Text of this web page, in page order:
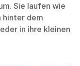
Sie laufen wie
hinter dem
in ihre kleinen